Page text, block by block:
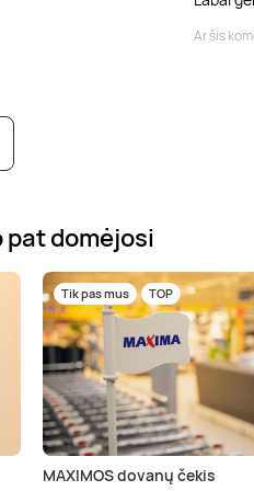
Ar šis
domėjosi
Tik pas mus TOP
MAXIMOS dovanų čekis